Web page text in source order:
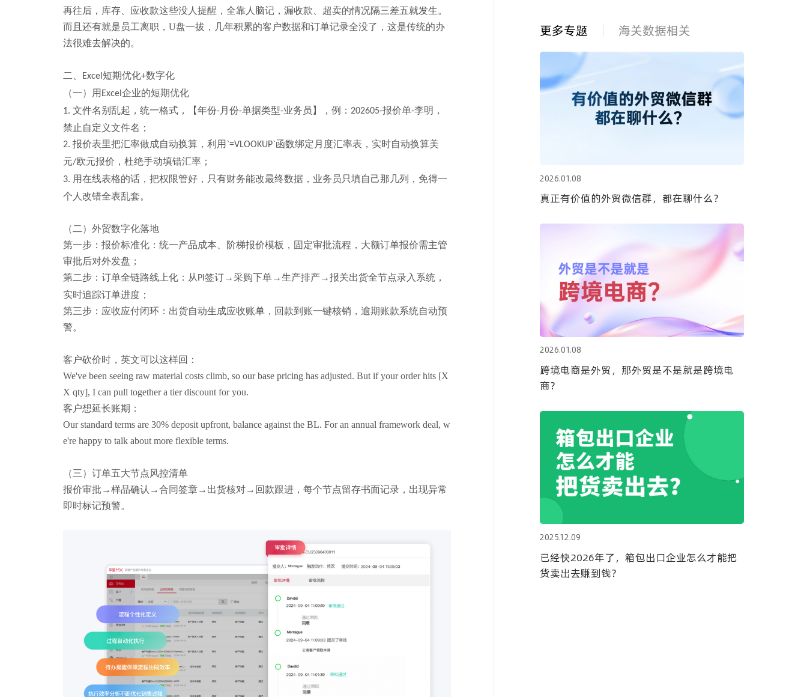
再往后，库存、应收款这些没人提醒，全靠人脑记，漏收款、超卖的情况隔三差五就发生。
而且还有就是 员工离职， U盘一拔，几年积累的客户数据和订单记录全没了 ， 这是传统的办
法很难去解决的。
二 Excel 短期优化+数字化
（一）用 Excel 企业的短期优化
1. 文件名别乱起，统一格式， 【年份-月份-单据类型-业务员】，例： 202605-报价单-李明，
禁止自定义文件名；
2. 报价表里把汇率做成自动换算， 利用 `=VLOOKUP`函数绑定月度汇率表，实时自动换算美
元/欧元报价，杜绝手动填错汇率；
3. 用在线表格的话，把权限管好，只有财务能改最终数据，业务员只填自己那几列，免得一
个人改错全表乱套。
（二）外贸数字化落地
第一步：报价标准化：统一产品成本、阶梯报价模板，固定审批流程，大额订单报价需主管
审批后对外发盘；
第二步：订单全链路线上化：从 PI 签订→采购下单→生产排产→报关出货全节点录入系统，
实时追踪订单进度；
第三步：应收应付闭环：出货自动生成应收账单，回款到账一键核销，逾期账款系统自动预
警。
客户砍价时，英文可以这样回：
We've been seeing raw material costs climb, so our base pricing has adjusted. But if your order hits [X
X qty], I can pull together a tier discount for you.
客户想延长账期：
Our standard terms are 30% deposit upfront, balance against the BL. For an annual framework deal, w
e're happy to talk about more flexible terms.
（三）订单五大节点风控清单
报价审批→样品确认→合同签章→出货核对→回款跟进，每个节点留存书面记录，出现异常
即时标记预警。
更多专题 海关数据相关
2026.01.08
真正有价值的外贸微信群，都在聊什么？
2026.01.08
跨境电商是外贸，那外贸是不是就是跨境电
商？
2025.12.09
已经快2026年了，箱包出口企业怎么才能把
货卖出去赚到钱？